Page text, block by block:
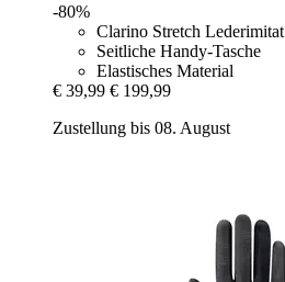
-80%
Clarino Stretch Lederimitat
Seitliche Handy-Tasche
Elastisches Material
€ 39,99 € 199,99
Zustellung bis 08. August